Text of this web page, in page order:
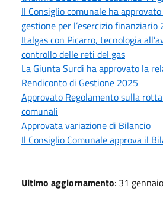
Il Consiglio comunale ha
gestione per l’esercizio finanziario
Italgas con Picarro, tecnologia
controllo delle reti del gas
La Giunta Surdi ha approvato la
Rendiconto di Gestione 2025
Approvato Regolamento sulla
comunali
Approvata variazione di Bilancio
Il Consiglio Comunale approva il
Ultimo aggiornamento: 31